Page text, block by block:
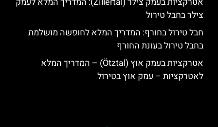
צילר בחבל טירול
חבל טירול בחורף: המדריך המלא לחופשה מושלמת
בחבל טירול בעונת החורף
אטרקציות בעמק אוץ (Ötztal) – המדריך המלא
לאטרקציות – עמק אוץ בטירול